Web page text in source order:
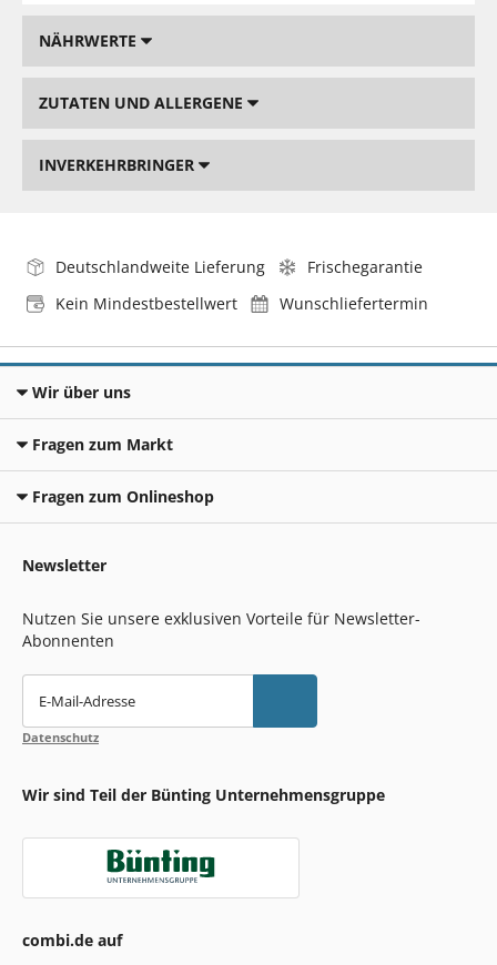
NÄHRWERTE
ZUTATEN UND ALLERGENE
INVERKEHRBRINGER
Deutschlandweite Lieferung
Frischegarantie
Kein Mindestbestellwert
Wunschliefertermin
Wir über uns
Fragen zum Markt
Fragen zum Onlineshop
Newsletter
Nutzen Sie unsere exklusiven Vorteile für Newsletter-
Abonnenten
E-Mail-Adresse
Datenschutz
Wir sind Teil der Bünting Unternehmensgruppe
combi.de auf